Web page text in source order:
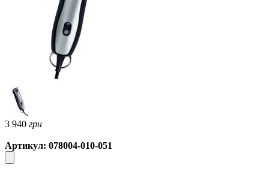
3 940 грн
Артикул: 078004-010-051